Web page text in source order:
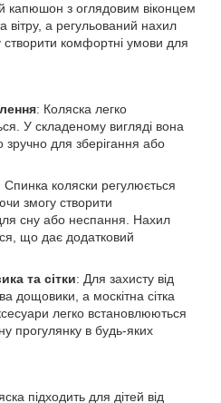
капюшон з оглядовим віконцем
а регульований нахил
створити комфортні умови для
: Коляска легко
У складеному вигляді вона
для зберігання або
Спинка коляски регулюється
змогу створити
сну або неспання. Нахил
що дає додатковий
та сітки: Для захисту від
дощовики, а москітна сітка
легко встановлюються
прогулянку в будь-яких
підходить для дітей від